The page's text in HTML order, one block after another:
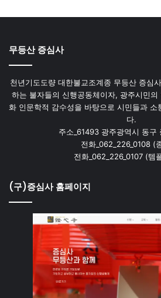
무등산 증심사
천년기도도량 대한불교조계종 무등산 증심
하는 불자들의 신행공동체이자, 광주시민
화 인문학적 감수성을 바탕으로 시민들과 소
다.
주소_61493 광주광역시 동구
전화_062_226_0108 (
전화_062_226_0107 (템
(구)증심사 홈페이지